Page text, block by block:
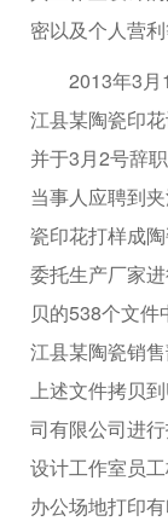
密以及个人营利
2013年3月1
江县某陶瓷印
并于3月2号辞
当事人应聘到
瓷印花打样成
委托生产厂家
贝的538个文
江县某陶瓷销
上述文件拷贝
司有限公司进
设计工作室员
办公场地打印